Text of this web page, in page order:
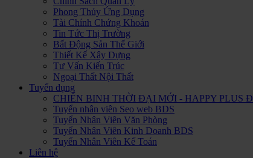
Phong Thủy Ứng Dụng
Tài Chính Chứng Khoán
Tin Tức Thị Trường
Bất Động Sản Thế Giới
Thiết Kế Xây Dựng
Tư Vấn Kiến Trúc
Ngoại Thất Nội Thất
Tuyển dụng
CHIẾN BINH THỜI ĐẠI MỚI - HAPPY PLUS
Tuyển nhân viên Seo web BDS
Tuyển Nhân Viên Văn Phòng
Tuyển Nhân Viên Kinh Doanh BDS
Tuyển Nhân Viên Kế Toán
Liên hệ